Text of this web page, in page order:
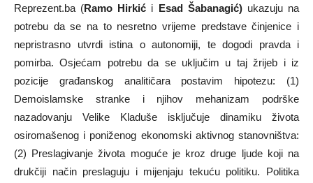
Reprezent.ba (Ramo Hirkić i Esad Šabanagić)ukazuju na
potrebu da se na to nesretno vrijeme predstave činjenice i
nepristrasno utvrdi istina o autonomiji, te dogodi pravda i
pomirba. Osjećam potrebu da se uključim u taj žrijeb i iz
pozicije građanskog analitičara postavim hipotezu: (1)
Demoislamske stranke i njihov mehanizam podrške
nazadovanju Velike Kladuše isključuje dinamiku života
osiromašenog i poniženog ekonomski aktivnog stanovništva:
(2) Preslagivanje života moguće je kroz druge ljude koji na
drukčiji način preslaguju i mijenjaju tekuću politiku. Politika